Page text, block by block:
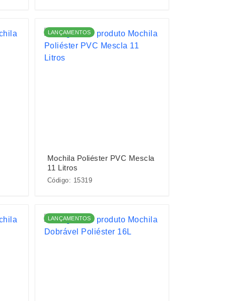
LANÇAMENTOS
Mochila Poliéster PVC Mescla
11 Litros
Código: 15319
LANÇAMENTOS